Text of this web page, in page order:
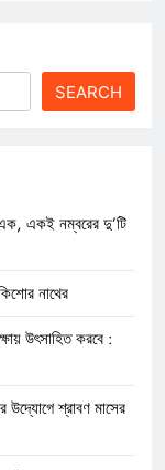
SEARCH
একই নম্বরের দু’টি
নাথের
উৎসাহিত করবে :
উদ্যোগে শ্রাবণ মাসের